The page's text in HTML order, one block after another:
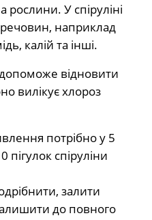
У спіруліні
наприклад
калій та інші.
відновити
вилікує хлороз
потрібно у 5
пігулок спіруліни
залити
до повного